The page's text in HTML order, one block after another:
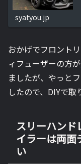
syatyou.jp
おかげでフロント
ィフューザーの方
ましたが、やっと
したので、DIYで取
スリーハン
イラーは両面
い